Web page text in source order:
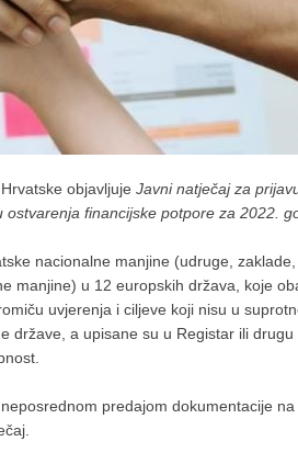
objavljuje Javni natječaj za
financijske potpore za 2022.
nacionalne manjine (udruge,
manjine) u 12 europskih država, koje
uvjerenja i ciljeve koji nisu u
države, a upisane su u Registar ili
predajom dokumentacije